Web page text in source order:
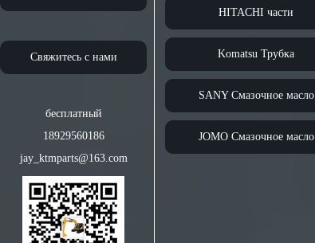
HITACHI части
Komatsu Трубка
SANY Смазочное масло
JOMO Смазочное масло
Свяжитесь с нами
бесплатный
18929560186
jay_ktmparts@163.com